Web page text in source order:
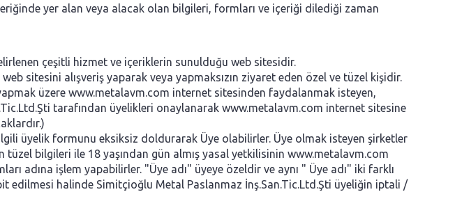
yer alan veya alacak olan bilgileri, formları ve içeriği dilediği zaman
çeşitli hizmet ve içeriklerin sunulduğu web sitesidir.
sitesini alışveriş yaparak veya yapmaksızın ziyaret eden özel ve tüzel kişidir.
üzere www.metalavm.com internet sitesinden faydalanmak isteyen,
tarafından üyelikleri onaylanarak www.metalavm.com internet sitesine
üyelik formunu eksiksiz doldurarak Üye olabilirler. Üye olmak isteyen şirketler
bilgileri ile 18 yaşından gün almış yasal yetkilisinin www.metalavm.com
adına işlem yapabilirler. "Üye adı" üyeye özeldir ve aynı " Üye adı" iki farklı
edilmesi halinde Simitçioğlu Metal Paslanmaz İnş.San.Tic.Ltd.Şti üyeliğin iptali /